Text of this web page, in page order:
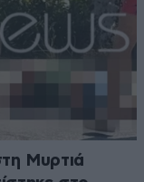
Μυρτιά